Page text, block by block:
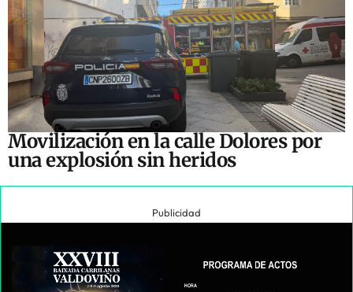
Movilización en la calle Dolores por
una explosión sin heridos
Publicidad